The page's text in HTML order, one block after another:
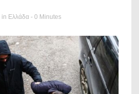
in Ελλάδα - 0 Minutes